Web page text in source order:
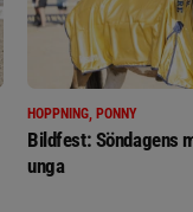
HOPPNING, PONNY
Bildfest: Söndagens
unga